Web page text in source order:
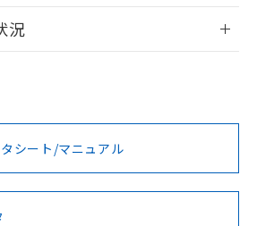
以上
ログイン/会員登録
利用いただく前に、以下を必ずお読
・凡例
・凡例
況
型式承認
ノルウェー
BV型式承認
（フランス
KR型式
（韓国
シート/マニュアル